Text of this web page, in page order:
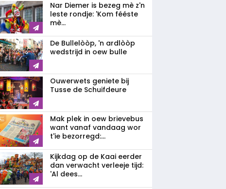
Nar Diemer is bezeg mè z'n
leste rondje: 'Kom fééste
mè...
De Bullelòòp, 'n ardlòòp
wedstrijd in oew bulle
Ouwerwets geniete bij
Tusse de Schuifdeure
Mak plek in oew brievebus
want vanaf vandaag wor
t'ie bezorregd:...
Kijkdag op de Kaai eerder
dan verwacht verleeje tijd:
'Al dees...